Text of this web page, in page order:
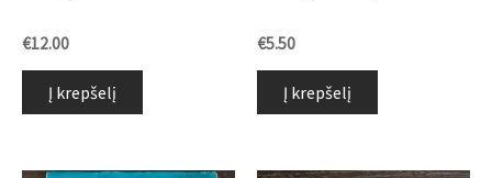
Įvertinimas:
0
iš
€12.00
Į krepšelį
Įvertinimas:
0
iš
€5.50
Į krepšelį